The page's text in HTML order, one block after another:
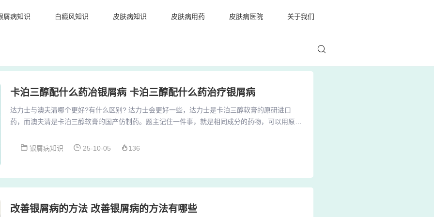
屑病知识 白癜风知识 皮肤病知识 皮肤病用药 皮肤病医院 关于我们
卡泊三醇配什么药冶银屑病 卡泊三醇配什么药治疗银屑病
达力士与澳夫清哪个更好?有什么区别? 达力士会更好一些，达力士是卡泊三醇软膏的原研进口
药，而澳夫清是卡泊三醇软膏的国产仿制药。题主记住一件事，就是相同成分的药物，可以用原研
清都是治疗银屑病的有效药物，它们的主要成分都是卡泊三醇，但在辅料、使用感受、品牌等方面
银屑病知识 25-10-05 136
改善银屑病的方法 改善银屑病的方法有哪些